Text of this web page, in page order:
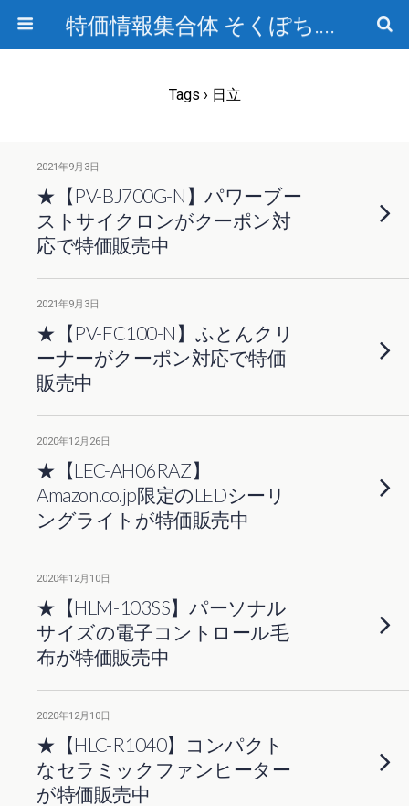
特価情報集合体 そくぽち.com
Tags › 日立
2021年9月3日
★【PV-BJ700G-N】パワーブー
ストサイクロンがクーポン対
応で特価販売中
2021年9月3日
★【PV-FC100-N】ふとんクリ
ーナーがクーポン対応で特価
販売中
2020年12月26日
★【LEC-AH06RAZ】
Amazon.co.jp限定のLEDシーリ
ングライトが特価販売中
2020年12月10日
★【HLM-103SS】パーソナル
サイズの電子コントロール毛
布が特価販売中
2020年12月10日
★【HLC-R1040】コンパクト
なセラミックファンヒーター
が特価販売中